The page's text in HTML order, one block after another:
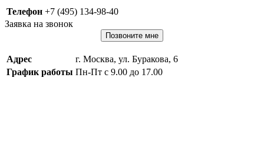
Телефон +7 (495) 134-98-40
Заявка на звонок
Позвоните мне
Адрес
г. Москва, ул. Буракова, 6
График работы Пн-Пт с 9.00 до 17.00